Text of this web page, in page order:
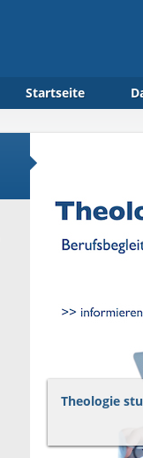
Startseite
Theologie